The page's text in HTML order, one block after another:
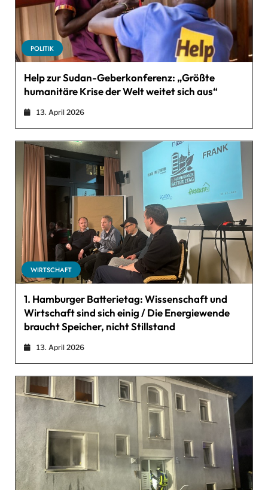
POLITIK
Help zur Sudan-Geberkonferenz: „Größte
humanitäre Krise der Welt weitet sich aus“
13. April 2026
WIRTSCHAFT
1. Hamburger Batterietag: Wissenschaft und
Wirtschaft sind sich einig / Die Energiewende
braucht Speicher, nicht Stillstand
13. April 2026